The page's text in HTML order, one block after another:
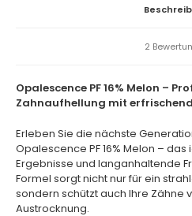
2
Opalescence PF 16% Melon –
Zahnaufhellung mit
Erleben Sie die nächste
Opalescence PF 16% Melon –
Ergebnisse und langanhaltende
Formel sorgt nicht nur für ein
sondern schützt auch Ihre Zähne
Austrocknung.